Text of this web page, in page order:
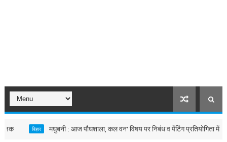
बिहार मधुबनी : आज पौधशाला, कल वन' विषय पर निबंध व पेंटिंग प्रतियोगिता में विद्यार्थियों